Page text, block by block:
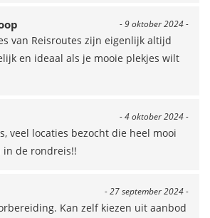
- 9 oktober 2024 -
van Reisroutes zijn eigenlijk altijd
en ideaal als je mooie plekjes wilt
- 4 oktober 2024 -
veel locaties bezocht die heel mooi
in de rondreis!!
- 27 september 2024 -
Kan zelf kiezen uit aanbod